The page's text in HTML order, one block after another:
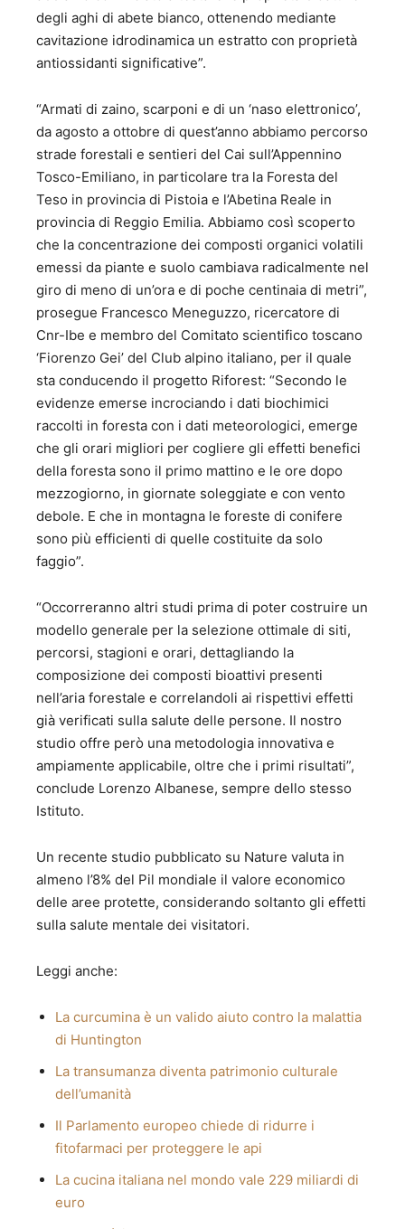
degli aghi di abete bianco, ottenendo mediante
cavitazione idrodinamica un estratto con proprietà
antiossidanti significative”.
“Armati di zaino, scarponi e di un ‘naso elettronico’,
da agosto a ottobre di quest’anno abbiamo percorso
strade forestali e sentieri del Cai sull’Appennino
Tosco-Emiliano, in particolare tra la Foresta del
Teso in provincia di Pistoia e l’Abetina Reale in
provincia di Reggio Emilia. Abbiamo così scoperto
che la concentrazione dei composti organici volatili
emessi da piante e suolo cambiava radicalmente nel
giro di meno di un’ora e di poche centinaia di metri”,
prosegue Francesco Meneguzzo, ricercatore di
Cnr-Ibe e membro del Comitato scientifico toscano
‘Fiorenzo Gei’ del Club alpino italiano, per il quale
sta conducendo il progetto Riforest: “Secondo le
evidenze emerse incrociando i dati biochimici
raccolti in foresta con i dati meteorologici, emerge
che gli orari migliori per cogliere gli effetti benefici
della foresta sono il primo mattino e le ore dopo
mezzogiorno, in giornate soleggiate e con vento
debole. E che in montagna le foreste di conifere
sono più efficienti di quelle costituite da solo
faggio”.
“Occorreranno altri studi prima di poter costruire un
modello generale per la selezione ottimale di siti,
percorsi, stagioni e orari, dettagliando la
composizione dei composti bioattivi presenti
nell’aria forestale e correlandoli ai rispettivi effetti
già verificati sulla salute delle persone. Il nostro
studio offre però una metodologia innovativa e
ampiamente applicabile, oltre che i primi risultati”,
conclude Lorenzo Albanese, sempre dello stesso
Istituto.
Un recente studio pubblicato su Nature valuta in
almeno l’8% del Pil mondiale il valore economico
delle aree protette, considerando soltanto gli effetti
sulla salute mentale dei visitatori.
Leggi anche:
La curcumina è un valido aiuto contro la malattia
di Huntington
La transumanza diventa patrimonio culturale
dell’umanità
Il Parlamento europeo chiede di ridurre i
fitofarmaci per proteggere le api
La cucina italiana nel mondo vale 229 miliardi di
euro